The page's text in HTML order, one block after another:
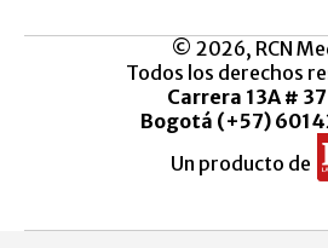
© 2026, RCN
Todos los derechos
Carrera 13A #
Bogotá (+57)
Un producto de